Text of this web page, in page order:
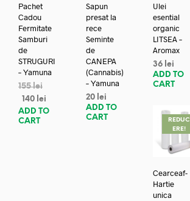
Pachet
Cadou
Fermitate
Samburi
de
STRUGURI
– Yamuna
155lei
140 lei
ADD TO
CART
Sapun
presat la
rece
Seminte
de
CANEPA
(Cannabis)
– Yamuna
20 lei
ADD TO
CART
Ulei
esential
organic
LITSEA –
Aromax
36 lei
ADD TO
CART
REDUC
ERE!
Cearceaf-
Hartie
unica